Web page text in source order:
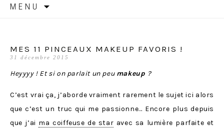
MENU
MES 11 PINCEAUX MAKEUP FAVORIS !
31 décembre 2015
Heyyyy ! Et si on parlait un peu makeup ?
C’est vrai ça, j’aborde vraiment rarement le sujet ici alors
que c’est un truc qui me passionne… Encore plus depuis
que j’ai ma coiffeuse de star avec sa lumière parfaite et